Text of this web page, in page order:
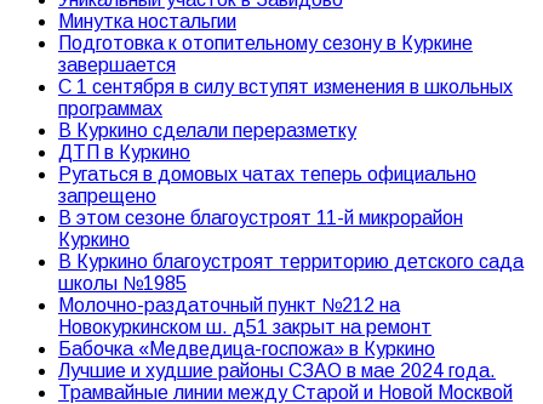
Минутка ностальгии
Подготовка к отопительному сезону в Куркине
завершается
С 1 сентября в силу вступят изменения в школьных
программах
В Куркино сделали переразметку
ДТП в Куркино
Ругаться в домовых чатах теперь официально
запрещено
В этом сезоне благоустроят 11-й микрорайон
Куркино
В Куркино благоустроят территорию детского сада
школы №1985
Молочно-раздаточный пункт №212 на
Новокуркинском ш. д51 закрыт на ремонт
Бабочка «Медведица-госпожа» в Куркино
Лучшие и худшие районы СЗАО в мае 2024 года.
Трамвайные линии между Старой и Новой Москвой